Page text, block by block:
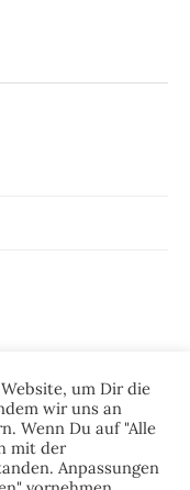
um Dir die
wir uns an
Wenn Du auf "Alle
mit der
Anpassungen